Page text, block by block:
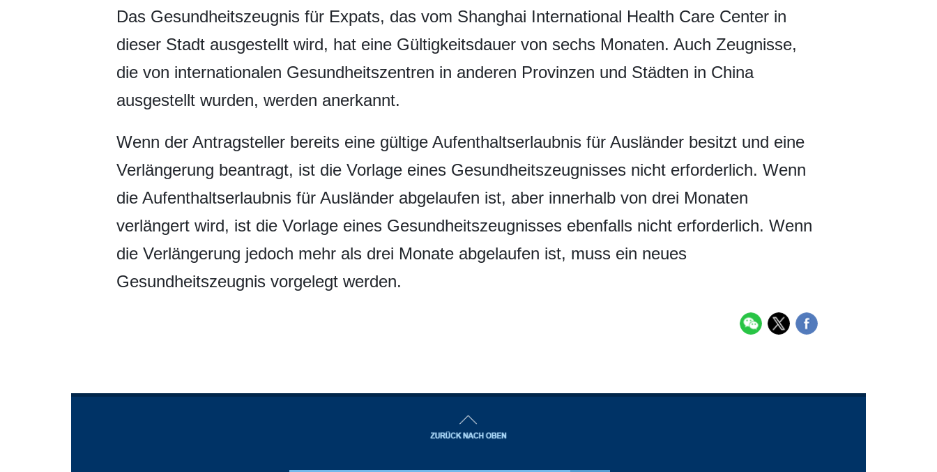
Das Gesundheitszeugnis für Expats, das vom Shanghai International Health Care Center in
dieser Stadt ausgestellt wird, hat eine Gültigkeitsdauer von sechs Monaten. Auch Zeugnisse,
die von internationalen Gesundheitszentren in anderen Provinzen und Städten in China
ausgestellt wurden, werden anerkannt.
Wenn der Antragsteller bereits eine gültige Aufenthaltserlaubnis für Ausländer besitzt und eine
Verlängerung beantragt, ist die Vorlage eines Gesundheitszeugnisses nicht erforderlich. Wenn
die Aufenthaltserlaubnis für Ausländer abgelaufen ist, aber innerhalb von drei Monaten
verlängert wird, ist die Vorlage eines Gesundheitszeugnisses ebenfalls nicht erforderlich. Wenn
die Verlängerung jedoch mehr als drei Monate abgelaufen ist, muss ein neues
Gesundheitszeugnis vorgelegt werden.